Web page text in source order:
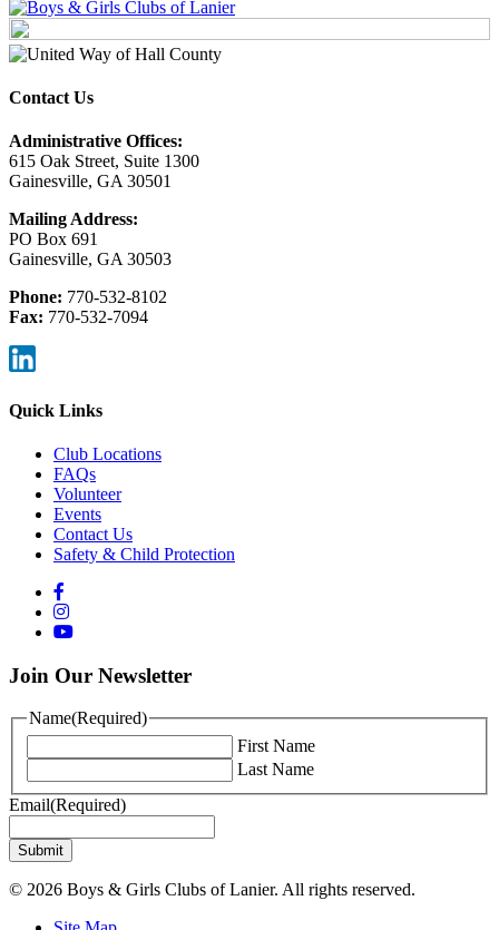
Contact Us
Administrative Offices:
615 Oak Street, Suite 1300
Gainesville, GA 30501
Mailing Address:
PO Box 691
Gainesville, GA 30503
Phone: 770-532-8102
Fax: 770-532-7094
Quick Links
Club Locations
FAQs
Volunteer
Events
Contact Us
Safety & Child Protection
Join Our Newsletter
Name(Required)
First Name
Last Name
Email(Required)
© 2026 Boys & Girls Clubs of Lanier. All rights reserved.